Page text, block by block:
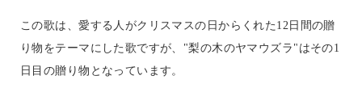
この歌は、愛する人がクリスマスの日からくれた12日間の贈
り物をテーマにした歌ですが、"梨の木のヤマウズラ"はその1
日目の贈り物となっています。